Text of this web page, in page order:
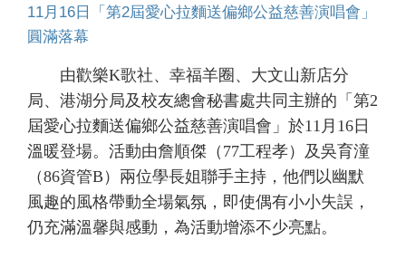
11月16日「第2屆愛心拉麵送偏鄉公益慈善演唱會」
圓滿落幕
由歡樂K歌社、幸福羊圈、大文山新店分
局、港湖分局及校友總會秘書處共同主辦的「第2
屆愛心拉麵送偏鄉公益慈善演唱會」於11月16日
溫暖登場。活動由詹順傑（77工程孝）及吳育潼
（86資管B）兩位學長姐聯手主持，他們以幽默
風趣的風格帶動全場氣氛，即使偶有小小失誤，
仍充滿溫馨與感動，為活動增添不少亮點。